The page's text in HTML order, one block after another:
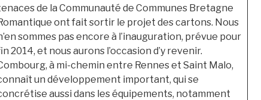
de la Communauté de Communes Bretagne
ont fait sortir le projet des cartons. Nous
sommes pas encore à l’inauguration, prévue pour
2014, et nous aurons l’occasion d’y revenir.
à mi-chemin entre Rennes et Saint Malo,
un développement important, qui se
aussi dans les équipements, notamment